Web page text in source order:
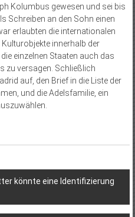
Kolumbus gewesen und sei bis
Schreiben an den Sohn einen
erlaubten die internationalen
innerhalb der
einzelnen Staaten auch das
zu versagen. Schließlich
auf, den Brief in die Liste der
und die Adelsfamilie, ein
könnte eine Identifizierung